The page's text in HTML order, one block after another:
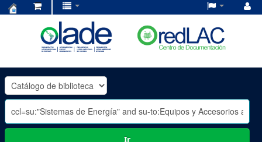
OLADE
-